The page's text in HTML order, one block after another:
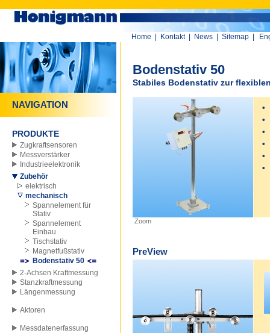
Home Kontakt News Sitemap
NAVIGATION
PRODUKTE
Zugkraftsensoren
Messverstärker
Industrieelektronik
Zubehör
elektrisch
mechanisch
Spannelement für
Stativ
Spannelement
Einbau
Tischstativ
Magnetfußstativ
Bodenstativ 50
2-Achsen Kraftmessung
Stanzkraftmessung
Längenmessung
Aktoren
Messdatenerfassung
Bodenstativ 50
Stabiles Bodenstativ zur
•
•
•
•
•
•
Zoom
PreView